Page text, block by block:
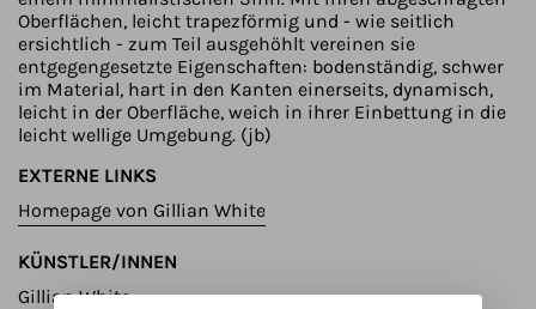
Oberflächen, leicht trapezförmig und - wie seitlich
ersichtlich - zum Teil ausgehöhlt vereinen sie
entgegengesetzte Eigenschaften: bodenständig, schwer
im Material, hart in den Kanten einerseits, dynamisch,
leicht in der Oberfläche, weich in ihrer Einbettung in die
leicht wellige Umgebung. (jb)
EXTERNE LINKS
Homepage von Gillian White
KÜNSTLER/INNEN
Gillian White